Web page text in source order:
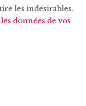
les indésirables.
données de vos